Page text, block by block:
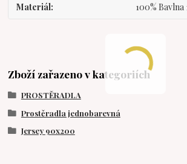
Materiál 100% Bavlna
Zboží zařazeno v kategoriích
PROSTĚRADLA
Prostěradla jednobarevná
Jersey 90x200